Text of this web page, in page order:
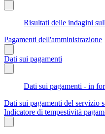
Risultati delle indagini
Pagamenti dell'amministrazione
Dati sui pagamenti
Dati sui pagamenti - in
Dati sui pagamenti del servizio
Indicatore di tempestività